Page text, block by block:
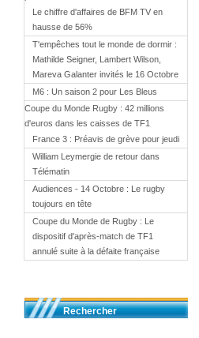
Le chiffre d'affaires de BFM TV en
hausse de 56%
T'empêches tout le monde de dormir :
Mathilde Seigner, Lambert Wilson,
Mareva Galanter invités le 16 Octobre
M6 : Un saison 2 pour Les Bleus
Coupe du Monde Rugby : 42 millions
d'euros dans les caisses de TF1
France 3 : Préavis de grève pour jeudi
William Leymergie de retour dans
Télématin
Audiences - 14 Octobre : Le rugby
toujours en tête
Coupe du Monde de Rugby : Le
dispositif d'après-match de TF1
annulé suite à la défaite française
Rechercher